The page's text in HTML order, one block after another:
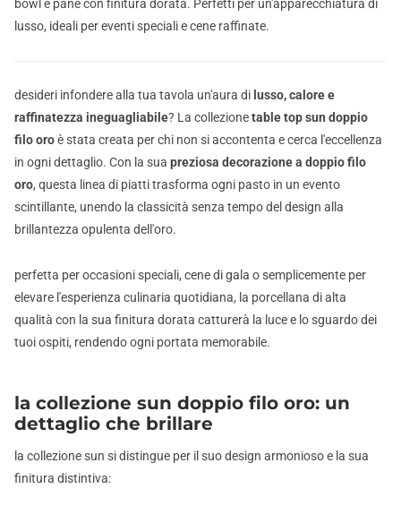
bowl e pane con finitura dorata. Perfetti per un'apparecchiatura di
lusso, ideali per eventi speciali e cene raffinate.
desideri infondere alla tua tavola un'aura di lusso, calore e
raffinatezza ineguagliabile? La collezionetable top sun doppio
filo oroè stata creata per chi non si accontenta e cerca l'eccellenza
in ogni dettaglio. Con la sua preziosa decorazione a doppio filo
oro, questa linea di piatti trasforma ogni pasto in un evento
scintillante, unendo la classicità senza tempo del design alla
brillantezza opulenta dell'oro.
perfetta per occasioni speciali, cene di gala o semplicemente per
elevare l'esperienza culinaria quotidiana, la porcellana di alta
qualità con la sua finitura dorata catturerà la luce e lo sguardo dei
tuoi ospiti, rendendo ogni portata memorabile.
la collezione sun doppio filo oro: un
dettaglio che brillare
la collezione sun si distingue per il suo design armonioso e la sua
finitura distintiva: